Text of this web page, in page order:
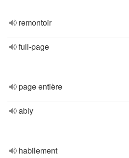
remontoir
full-page
page entière
ably
habilement